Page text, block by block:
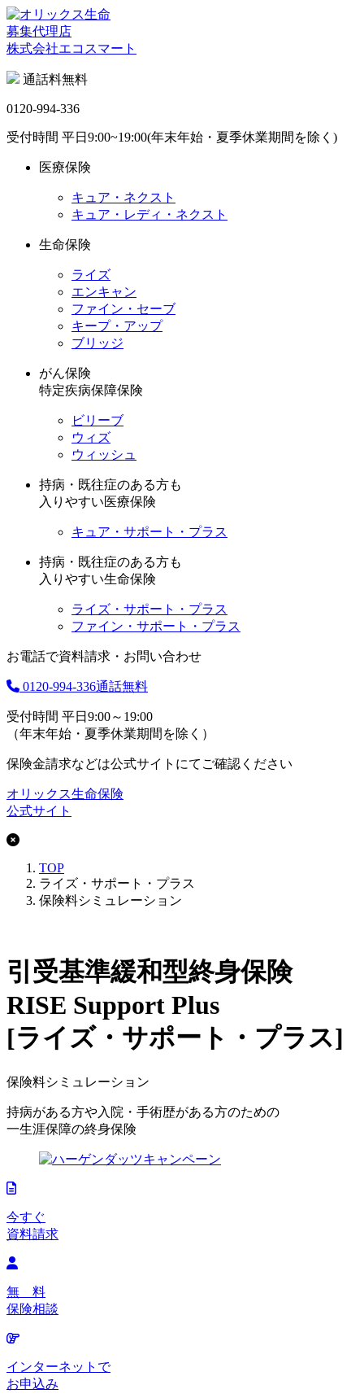
募集代理店
株式会社エコスマート
通話料無料
0120-994-336
受付時間 平日9:00~19:00(年末年始・夏季休業期間を除く)
医療保険
キュア・ネクスト
キュア・レディ・ネクスト
生命保険
ライズ
エンキャン
ファイン・セーブ
キープ・アップ
ブリッジ
がん保険
特定疾病保障保険
ビリーブ
ウィズ
ウィッシュ
持病・既往症のある方も
入りやすい医療保険
キュア・サポート・プラス
持病・既往症のある方も
入りやすい生命保険
ライズ・サポート・プラス
ファイン・サポート・プラス
お電話で資料請求・お問い合わせ
0120-994-336通話無料
受付時間 平日9:00～19:00
（年末年始・夏季休業期間を除く）
保険金請求などは公式サイトにてご確認ください
オリックス生命保険
公式サイト
TOP
ライズ・サポート・プラス
保険料シミュレーション
引受基準緩和型終身保険
RISE Support Plus
[ライズ・サポート・プラス]
保険料シミュレーション
持病がある方や入院・手術歴がある方のための
一生涯保障の終身保険
今すぐ
資料請求
無 料
保険相談
インターネットで
お申込み